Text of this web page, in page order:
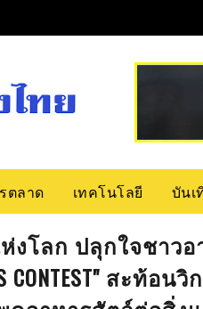
ตลาด เทคโนโลยี บันเ
โลก ปลุกใจชาวอ
CONTEST" สะท้อ